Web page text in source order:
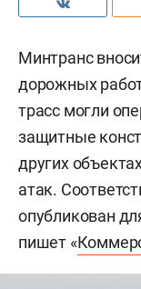
Минтранс
дорожных
трасс могли
защитные
других
атак.
опубликован
пишет «